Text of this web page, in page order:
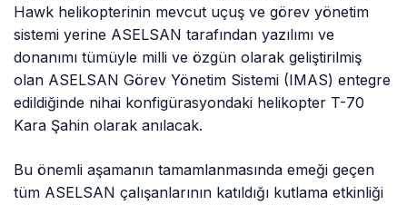
Hawk helikopterinin mevcut uçuş ve görev yönetim
sistemi yerine ASELSAN tarafından yazılımı ve
donanımı tümüyle milli ve özgün olarak geliştirilmiş
olan ASELSAN Görev Yönetim Sistemi (IMAS) entegre
edildiğinde nihai konfigürasyondaki helikopter T-70
Kara Şahin olarak anılacak.
Bu önemli aşamanın tamamlanmasında emeği geçen
tüm ASELSAN çalışanlarının katıldığı kutlama etkinliği